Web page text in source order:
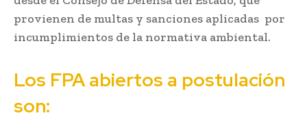
provienen de multas y sanciones aplicadas por
incumplimientos de la normativa ambiental.
Los FPA abiertos a postulación
son: